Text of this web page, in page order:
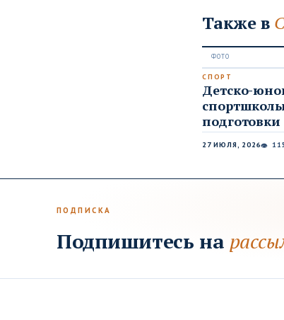
Также в
СПОРТ
Детско-
подготовки
27 ИЮЛЯ, 2026👁 115
ПОДПИСКА
Подпишитесь на